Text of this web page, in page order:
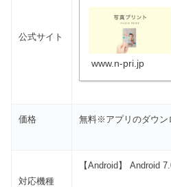
公式サイト
www.n-pri.jp
価格 無料※アプリのダウン
対応機種
【Android】 Android